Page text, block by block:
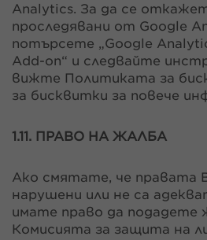
Analytics. За да се
проследявани от Google
потърсете „Google
Add-on“ и следвайте
вижте Политиката за
за бисквитки за повече
1.11. ПРАВО НА ЖАЛБА
Ако смятате, че правата
нарушени или не са
имате право да подадете
Комисията за защита на